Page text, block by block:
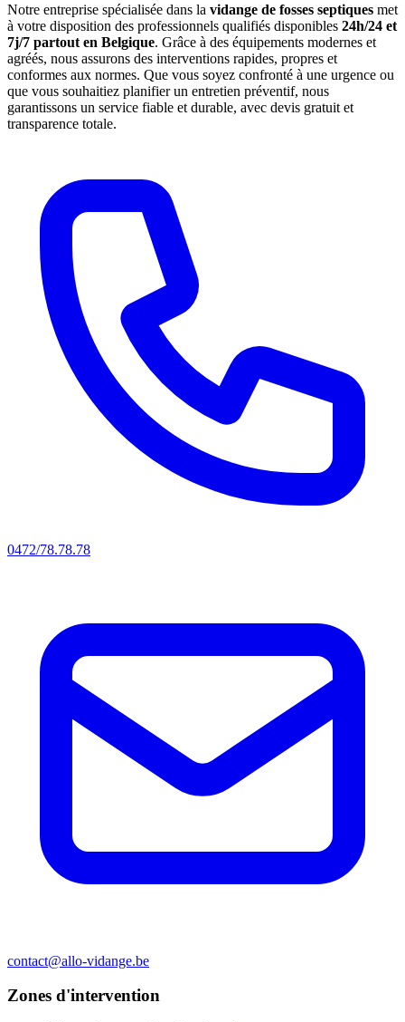
Notre entreprise spécialisée dans la vidange de fosses septiques met
à votre disposition des professionnels qualifiés disponibles 24h/24 et
7j/7 partout en Belgique. Grâce à des équipements modernes et
agréés, nous assurons des interventions rapides, propres et
conformes aux normes. Que vous soyez confronté à une urgence ou
que vous souhaitiez planifier un entretien préventif, nous
garantissons un service fiable et durable, avec devis gratuit et
transparence totale.
0472/78.78.78
contact@allo-vidange.be
Zones d'intervention